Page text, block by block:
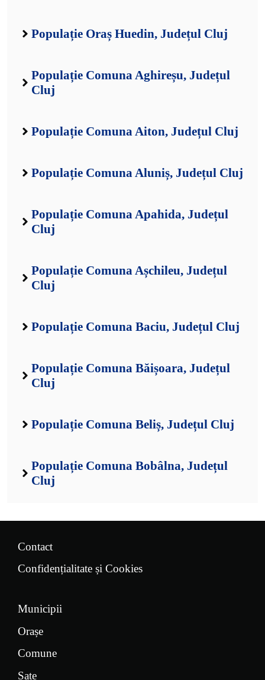
Populație Oraș Huedin, Județul Cluj
Populație Comuna Aghireșu, Județul
Cluj
Populație Comuna Aiton, Județul Cluj
Populație Comuna Aluniș, Județul Cluj
Populație Comuna Apahida, Județul
Cluj
Populație Comuna Așchileu, Județul
Cluj
Populație Comuna Baciu, Județul Cluj
Populație Comuna Băișoara, Județul
Cluj
Populație Comuna Beliș, Județul Cluj
Populație Comuna Bobâlna, Județul
Cluj
Contact
Confidențialitate și Cookies
Municipii
Orașe
Comune
Sate